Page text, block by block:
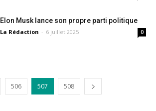
Elon Musk lance son propre parti politique
La Rédaction - 6 juillet 2025 0
506 507 508